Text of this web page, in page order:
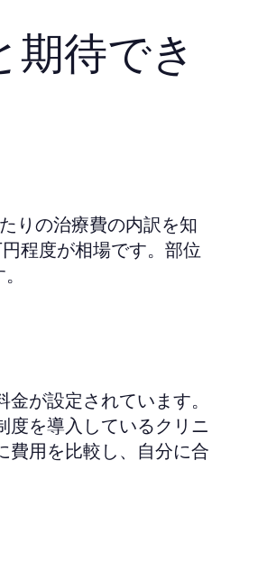
待でき
りの治療費の内訳を知
程度が相場です。部位
が設定されています。
度を導入しているクリニ
費用を比較し、自分に合